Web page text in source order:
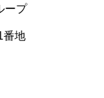
ープ
番地